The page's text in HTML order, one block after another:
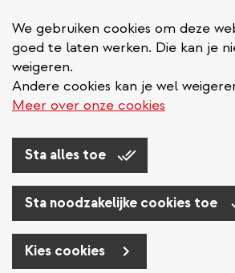
We gebruiken cookies om deze
goed te laten werken. Die kan je
weigeren.
Andere cookies kan je wel
Meer over onze cookies
Sta alles toe
Sta noodzakelijke cookies toe
Kies cookies